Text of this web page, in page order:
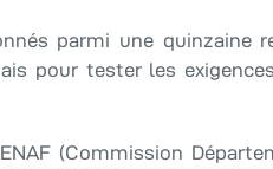
parmi une quinzaine
pour tester les
(Commission